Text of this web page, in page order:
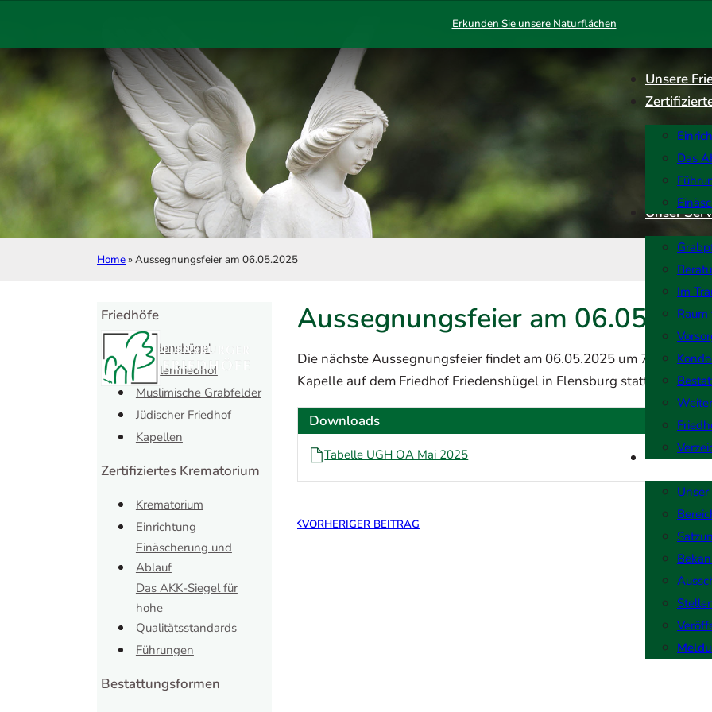
Erkunden Sie unsere Naturflächen
Unsere
Das
Unser
Im
Unser
Home»Aussegnungsfeier am 06.05.2025
Friedhöfe
Friedenshügel
Mühlenfriedhof
Muslimische Grabfelder
Jüdischer Friedhof
Kapellen
Zertifiziertes Krematorium
Krematorium
Einrichtung
Einäscherung und
Ablauf
Das AKK-Siegel für
hohe
Qualitätsstandards
Führungen
Bestattungsformen
Aussegnungsfeier am
Die nächste Aussegnungsfeier findet am 06.05.2025 um 7:45 Uhr in
Kapelle auf dem Friedhof Friedenshügel in Flensburg statt.
Downloads
Tabelle UGH OA Mai 2025
VORHERIGER BEITRAG